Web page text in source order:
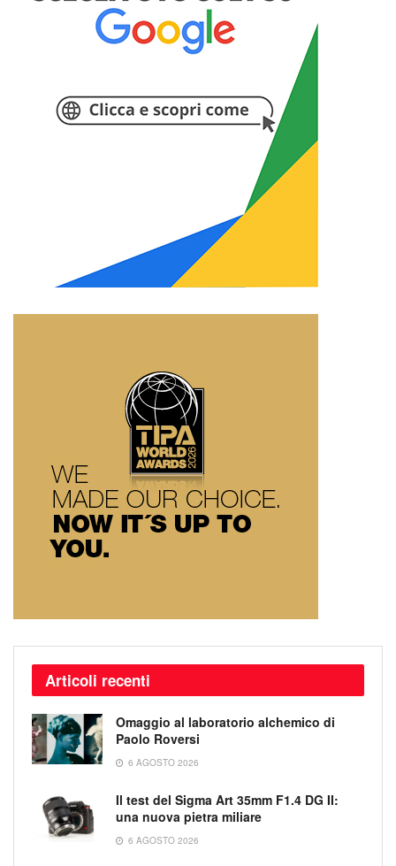
Articoli recenti
Omaggio al laboratorio alchemico di
Paolo Roversi
6 AGOSTO 2026
Il test del Sigma Art 35mm F1.4 DG II:
una nuova pietra miliare
6 AGOSTO 2026